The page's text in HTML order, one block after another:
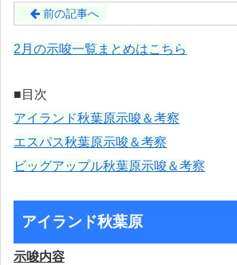
前の記事へ
2月の示唆一覧まとめはこちら
■目次
アイランド秋葉原示唆＆考察
エスパス秋葉原示唆＆考察
ビッグアップル秋葉原示唆＆考察
アイランド秋葉原
示唆内容